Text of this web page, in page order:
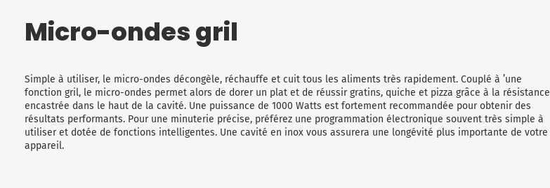
Micro-ondes gril
Simple à utiliser, le micro-ondes décongèle, réchauffe et cuit tous les aliments très rapidement. Couplé à ’une
fonction gril, le micro-ondes permet alors de dorer un plat et de réussir gratins, quiche et pizza grâce à la résistance
encastrée dans le haut de la cavité. Une puissance de 1000 Watts est fortement recommandée pour obtenir des
résultats performants. Pour une minuterie précise, préférez une programmation électronique souvent très simple à
utiliser et dotée de fonctions intelligentes. Une cavité en inox vous assurera une longévité plus importante de votre
appareil.